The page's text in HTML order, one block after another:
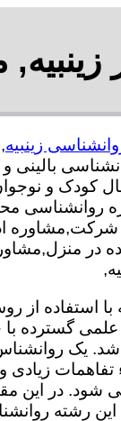
زینبیه,
بالینی
کودک و
روانشناسی
در
استفاده از
گسترده با
یک
زیادی
در این
این رشته